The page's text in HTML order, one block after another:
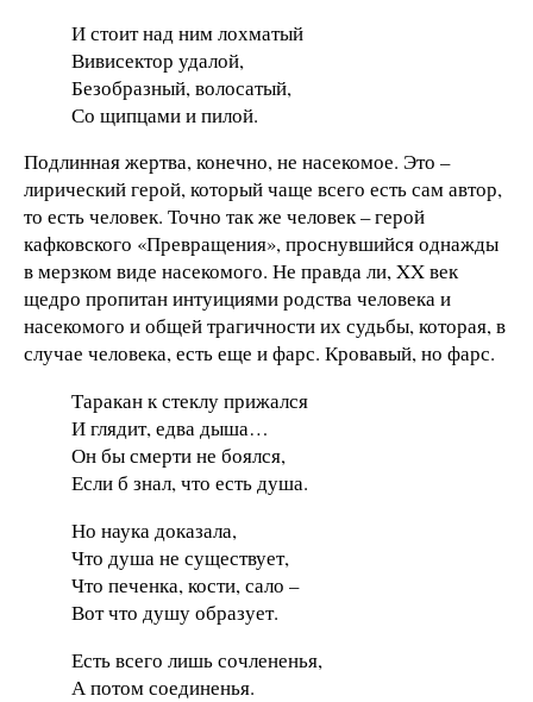
И стоит над ним лохматый
Вивисектор удалой,
Безобразный, волосатый,
Со щипцами и пилой.
Подлинная жертва, конечно, не насекомое. Это –
лирический герой, который чаще всего есть сам автор,
то есть человек. Точно так же человек – герой
кафковского «Превращения», проснувшийся однажды
в мерзком виде насекомого. Не правда ли, XX век
щедро пропитан интуициями родства человека и
насекомого и общей трагичности их судьбы, которая, в
случае человека, есть еще и фарс. Кровавый, но фарс.
Таракан к стеклу прижался
И глядит, едва дыша…
Он бы смерти не боялся,
Если б знал, что есть душа.
Но наука доказала,
Что душа не существует,
Что печенка, кости, сало –
Вот что душу образует.
Есть всего лишь сочлененья,
А потом соединенья.